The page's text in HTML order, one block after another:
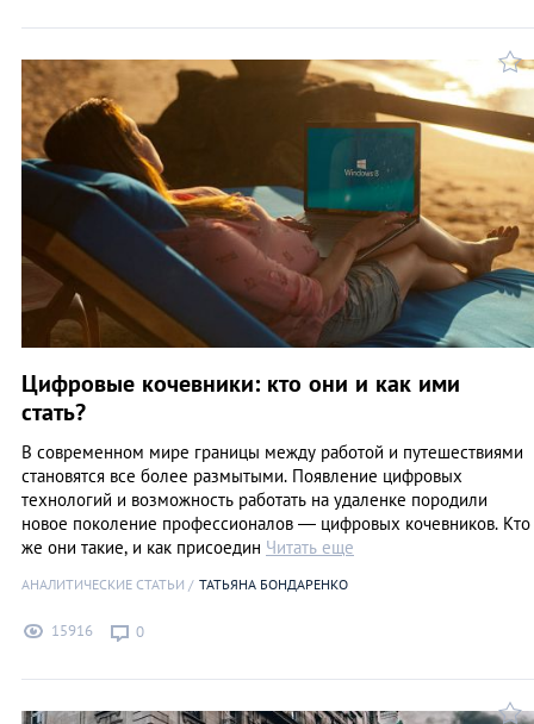
Цифровые кочевники: кто они и как ими
стать?
В современном мире границы между работой и путешествиями
становятся все более размытыми. Появление цифровых
технологий и возможность работать на удаленке породили
новое поколение профессионалов — цифровых кочевников. Кто
же они такие, и как присоедин Читать еще
АНАЛИТИЧЕСКИЕ СТАТЬИ ТАТЬЯНА БОНДАРЕНКО
15916 0